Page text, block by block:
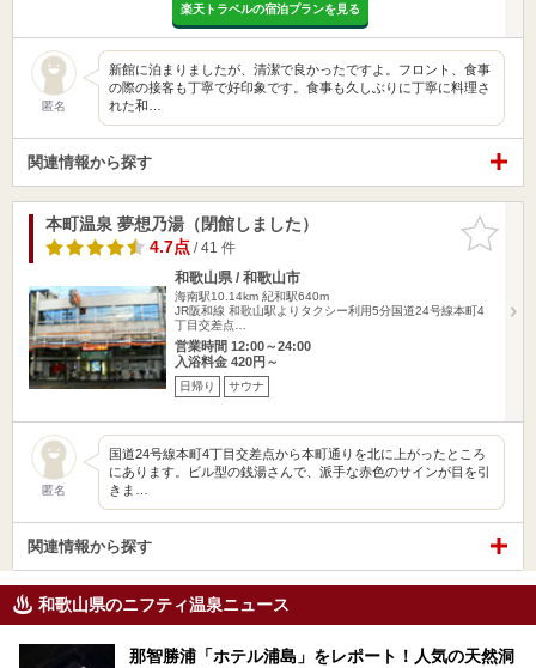
楽天トラベルの宿泊プランを見る
匿名
新館に泊まりましたが、清潔で良かったですよ。フロント、食事
の際の接客も丁寧で好印象です。食事も久しぶりに丁寧に料理さ
れた和…
関連情報から探す
お気に入
りに追加
本町温泉 夢想乃湯（閉館しました）
4.7点/ 41 件
和歌山県 / 和歌山市
海南駅10.14km 紀和駅640m
JR阪和線 和歌山駅よりタクシー利用5分国道24号線本町4
丁目交差点…
営業時間 12:00～24:00
入浴料金 420円～
日帰り サウナ
匿名
国道24号線本町4丁目交差点から本町通りを北に上がったところ
にあります。ビル型の銭湯さんで、派手な赤色のサインが目を引
きま…
関連情報から探す
和歌山県のニフティ温泉ニュース
那智勝浦「ホテル浦島」をレポート！人気の天然洞